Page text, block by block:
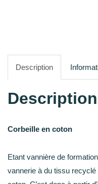
Description
Description
Corbeille en coton
Etant vannière de
vannerie à du tissu